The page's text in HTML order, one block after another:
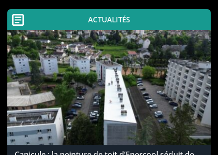
ACTUALITÉS